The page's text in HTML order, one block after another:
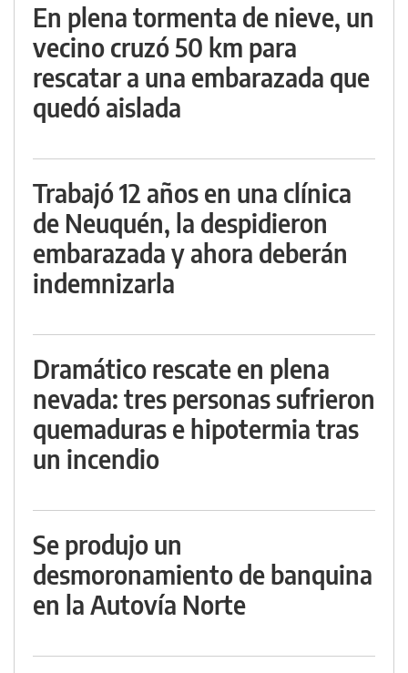
En plena tormenta de nieve, un
vecino cruzó 50 km para
rescatar a una embarazada que
quedó aislada
Trabajó 12 años en una clínica
de Neuquén, la despidieron
embarazada y ahora deberán
indemnizarla
Dramático rescate en plena
nevada: tres personas sufrieron
quemaduras e hipotermia tras
un incendio
Se produjo un
desmoronamiento de banquina
en la Autovía Norte